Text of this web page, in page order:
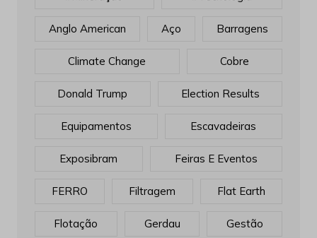
Anglo American Aço Barragens
Climate Change Cobre
Donald Trump Election Results
Equipamentos Escavadeiras
Exposibram Feiras E Eventos
FERRO Filtragem Flat Earth
Flotação Gerdau Gestão